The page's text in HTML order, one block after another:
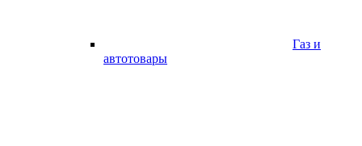
Газ и
автотовары